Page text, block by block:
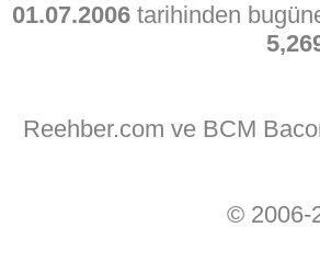
01.07.2006 tarihinden
Reehber.com ve BCM
© 2006-